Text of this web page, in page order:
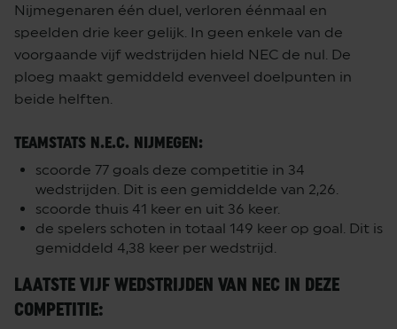
Nijmegenaren één duel, verloren éénmaal en
speelden drie keer gelijk. In geen enkele van de
voorgaande vijf wedstrijden hield NEC de nul. De
ploeg maakt gemiddeld evenveel doelpunten in
beide helften.
TEAMSTATS N.E.C. NIJMEGEN:
scoorde 77 goals deze competitie in 34
wedstrijden. Dit is een gemiddelde van 2,26.
scoorde thuis 41 keer en uit 36 keer.
de spelers schoten in totaal 149 keer op goal. Dit is
gemiddeld 4,38 keer per wedstrijd.
LAATSTE VIJF WEDSTRIJDEN VAN NEC IN DEZE
COMPETITIE: